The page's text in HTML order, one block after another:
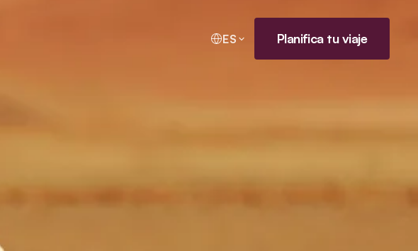
ES Planifica tu viaje